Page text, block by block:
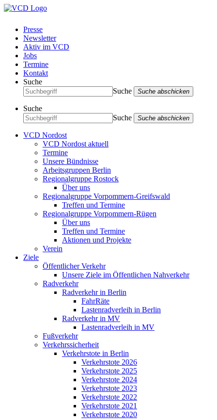
Presse
Newsletter
Aktiv im VCD
Jobs
Termine
Kontakt
Suche
Suche
Suche abschicken
Suche
Suche
Suche abschicken
VCD Nordost
VCD Nordost aktuell
Termine
Unsere Bündnisse
Arbeitsgruppen Berlin
Regionalgruppe Rostock
Über uns
Regionalgruppe Vorpommern-Greifswald
Treffen und Termine
Regionalgruppe Vorpommern-Rügen
Über uns
Treffen und Termine
Aktionen und Projekte
Verein
Ziele
Öffentlicher Verkehr
Unsere Ziele im Öffentlichen Nahverkehr
Radverkehr
Radverkehr in Berlin
FahrRäte
Lastenradverleih in Berlin
Radverkehr in MV
Lastenradverleih in MV
Fußverkehr
Verkehrssicherheit
Verkehrstote in Berlin
Verkehrstote 2026
Verkehrstote 2025
Verkehrstote 2024
Verkehrstote 2023
Verkehrstote 2022
Verkehrstote 2021
Verkehrstote 2020